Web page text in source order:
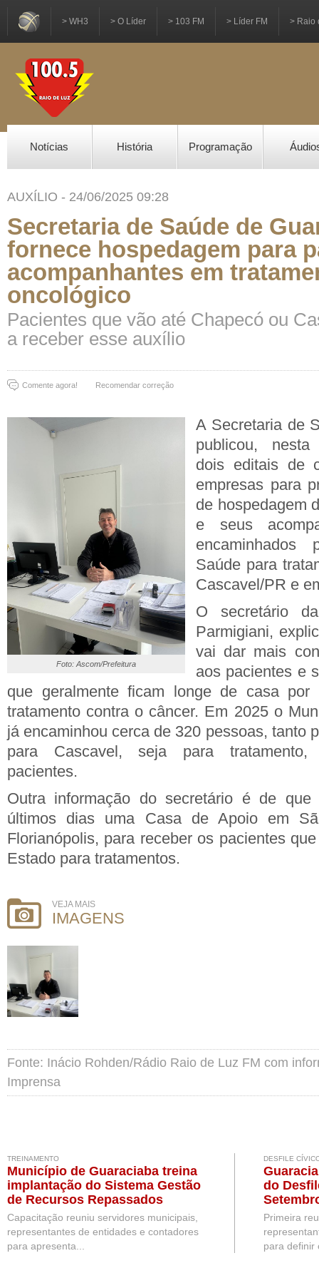
> WH3 > O Líder > 103 FM > Líder FM > Raio
Notícias História Programação
AUXÍLIO - 24/06/2025 09:28
Secretaria de Saúde de
fornece hospedagem para
acompanhantes em
oncológico
Pacientes que vão até Chapecó ou
a receber esse auxílio
Comente agora! Recomendar correção
Foto: Ascom/Prefeitura
A Secretaria de
publicou, nesta
dois editais de
empresas para
de hospedagem
e seus
encaminhados
Saúde para
Cascavel/PR e
O secretário
Parmigiani,
vai dar mais
aos pacientes e
que geralmente ficam longe de casa
tratamento contra o câncer. Em 2025 o
já encaminhou cerca de 320 pessoas, tanto
para Cascavel, seja para tratamento,
pacientes.
Outra informação do secretário é de que
últimos dias uma Casa de Apoio em
Florianópolis, para receber os pacientes
Estado para tratamentos.
VEJA MAIS
IMAGENS
Fonte: Inácio Rohden/Rádio Raio de Luz FM com
Imprensa
TREINAMENTO
Município de Guaraciaba treina
implantação do Sistema Gestão
de Recursos Repassados
Capacitação reuniu servidores municipais,
representantes de entidades e contadores
para apresenta...
DESFILE
do
Primeira
para definir